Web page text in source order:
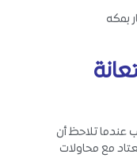
بمكه
عندما تلاحظ أن
مع محاولات